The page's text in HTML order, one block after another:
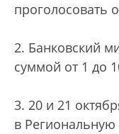
проголосовать
2. Банковский
суммой от 1 до
3. 20 и 21
в